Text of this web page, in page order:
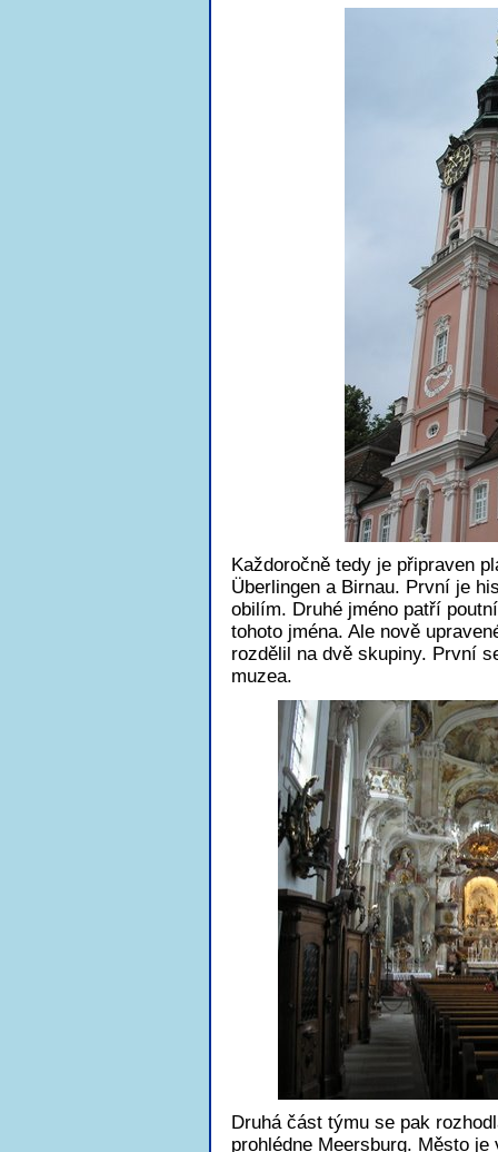
Každoročně tedy je připraven
Überlingen a Birnau. První je
obilím. Druhé jméno patří
tohoto jména. Ale nově
rozdělil na dvě skupiny. První
muzea.
Druhá část týmu se pak
prohlédne Meersburg. Město